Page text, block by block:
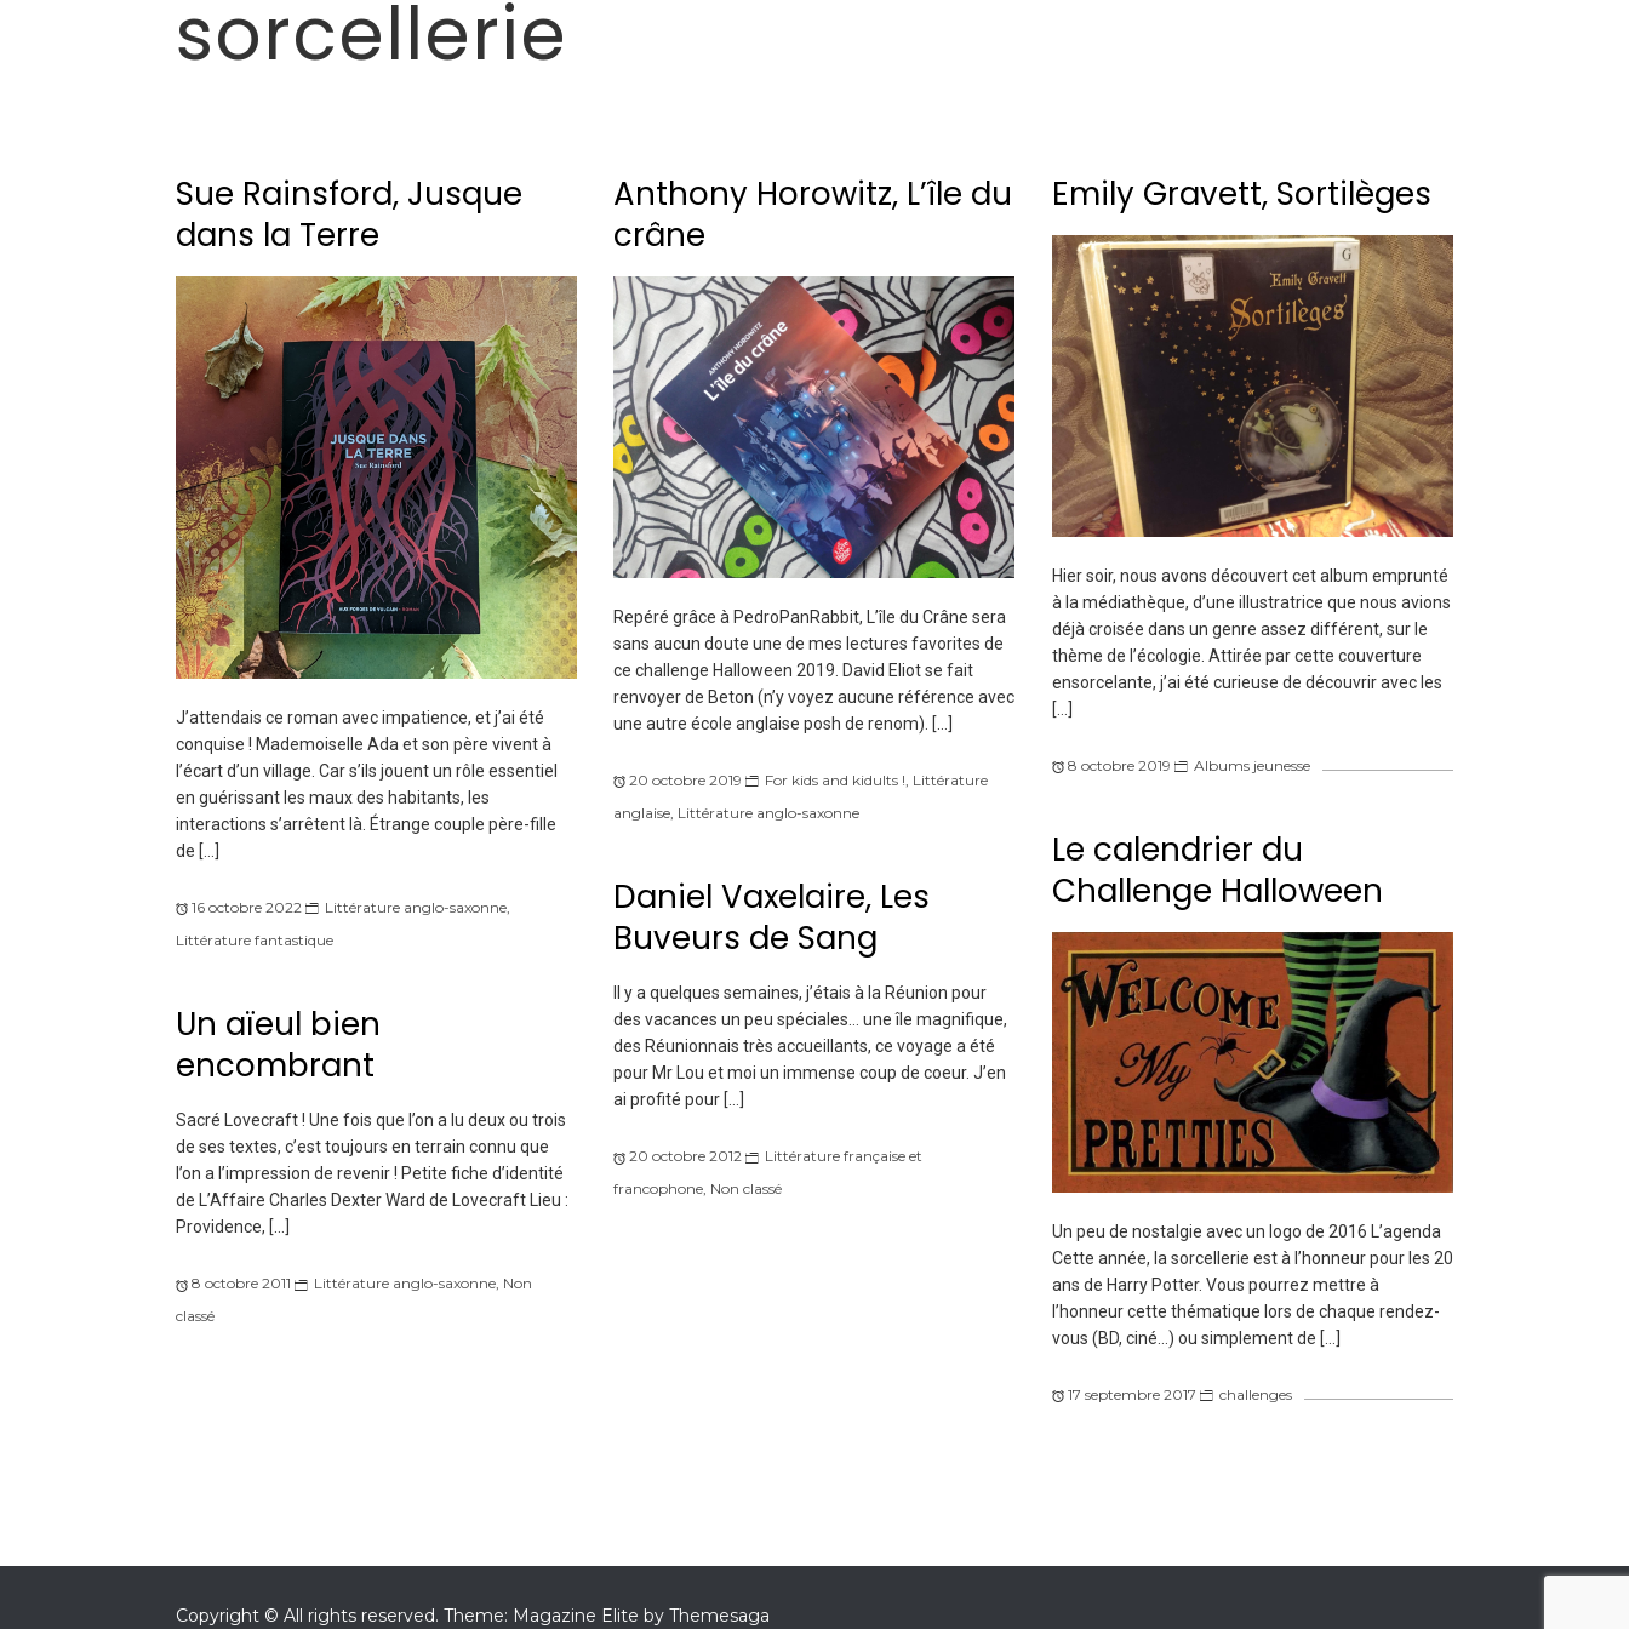
sorcellerie
Sue Rainsford, Jusque
dans la Terre
J’attendais ce roman avec impatience, et j’ai été
conquise ! Mademoiselle Ada et son père vivent à
l’écart d’un village. Car s’ils jouent un rôle essentiel
en guérissant les maux des habitants, les
interactions s’arrêtent là. Étrange couple père-fille
de […]
16 octobre 2022 Littérature anglo-saxonne,
Littérature fantastique
Anthony Horowitz, L’île du
crâne
Repéré grâce à PedroPanRabbit, L’île du Crâne sera
sans aucun doute une de mes lectures favorites de
ce challenge Halloween 2019. David Eliot se fait
renvoyer de Beton (n’y voyez aucune référence avec
une autre école anglaise posh de renom). […]
20 octobre 2019 For kids and kidults !, Littérature
anglaise, Littérature anglo-saxonne
Emily Gravett, Sortilèges
Hier soir, nous avons découvert cet album emprunté
à la médiathèque, d’une illustratrice que nous avions
déjà croisée dans un genre assez différent, sur le
thème de l’écologie. Attirée par cette couverture
ensorcelante, j’ai été curieuse de découvrir avec les
[…]
8 octobre 2019 Albums jeunesse
Le calendrier du
Challenge Halloween
Un peu de nostalgie avec un logo de 2016 L’agenda
Cette année, la sorcellerie est à l’honneur pour les 20
ans de Harry Potter. Vous pourrez mettre à
l’honneur cette thématique lors de chaque rendez-
vous (BD, ciné…) ou simplement de […]
17 septembre 2017 challenges
Daniel Vaxelaire, Les
Buveurs de Sang
Il y a quelques semaines, j’étais à la Réunion pour
des vacances un peu spéciales… une île magnifique,
des Réunionnais très accueillants, ce voyage a été
pour Mr Lou et moi un immense coup de coeur. J’en
ai profité pour […]
20 octobre 2012
Littérature française et
francophone, Non classé
Un aïeul bien
encombrant
Sacré Lovecraft ! Une fois que l’on a lu deux ou trois
de ses textes, c’est toujours en terrain connu que
l’on a l’impression de revenir ! Petite fiche d’identité
de L’Affaire Charles Dexter Ward de Lovecraft Lieu :
Providence, […]
8 octobre 2011 Littérature anglo-saxonne, Non
classé
Copyright © All rights reserved. Theme: Magazine Elite by Themesaga